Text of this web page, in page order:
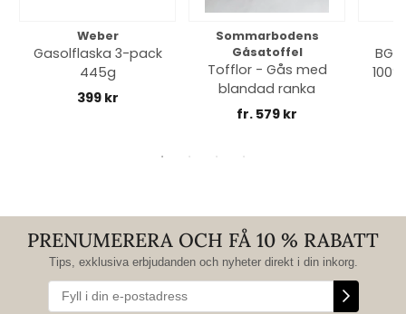
Weber
Gasolflaska 3-pack
445g
399 kr
Sommarbodens
Gåsatoffel
Tofflor - Gås med
blandad ranka
fr. 579 kr
PRENUMERERA OCH FÅ 10 % RABATT
Tips, exklusiva erbjudanden och nyheter direkt i din inkorg.